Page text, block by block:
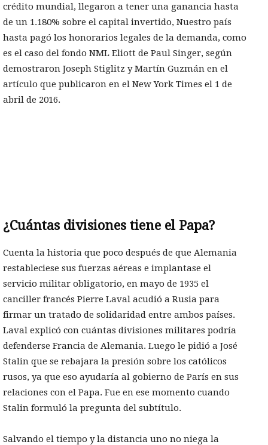
crédito mundial, llegaron a tener una ganancia hasta
de un 1.180% sobre el capital invertido, Nuestro país
hasta pagó los honorarios legales de la demanda, como
es el caso del fondo NML Eliott de Paul Singer, según
demostraron Joseph Stiglitz y Martín Guzmán en el
artículo que publicaron en el New York Times el 1 de
abril de 2016.
¿Cuántas divisiones tiene el Papa?
Cuenta la historia que poco después de que Alemania
restableciese sus fuerzas aéreas e implantase el
servicio militar obligatorio, en mayo de 1935 el
canciller francés Pierre Laval acudió a Rusia para
firmar un tratado de solidaridad entre ambos países.
Laval explicó con cuántas divisiones militares podría
defenderse Francia de Alemania. Luego le pidió a José
Stalin que se rebajara la presión sobre los católicos
rusos, ya que eso ayudaría al gobierno de París en sus
relaciones con el Papa. Fue en ese momento cuando
Stalin formuló la pregunta del subtítulo.
Salvando el tiempo y la distancia uno no niega la